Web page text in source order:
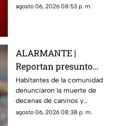
podrá distinguirse sin
agosto 06, 2026 08:53 p. m.
ALARMANTE |
Reportan presunto
env3nen4miento de al
menos 23 perros en
esta zona de Querétaro:
IMAGENES SENSIBLES
Habitantes de la comunidad
denunciaron la muerte de
decenas de caninos y
solicitaron que se esclarezcan
agosto 06, 2026 08:38 p. m.